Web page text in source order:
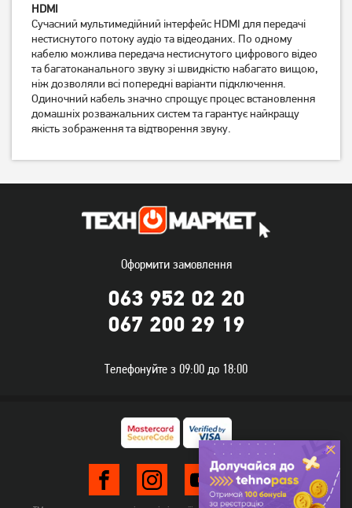
Телевізор Mystery MTV-
3230HST2
Телевізор Satelit
32H9500GS (Smart)
6 599грн
(Офіційний GOOGLE)
HDMI
Сучасний мультимедійний інтерфейс HDMI для передачі
нестиснутого потоку аудіо та відеоданих. По одному
кабелю можлива передача нестиснутого цифрового відео
та багатоканального звуку зі швидкістю набагато вищою,
ніж дозволяли всі попередні варіанти підключення.
Одиночний кабель значно спрощує процес встановлення
домашніх розважальних систем та гарантує найкращу
якість зображення та відтворення звуку.
Оформити замовлення
063 952 02 20
067 200 29 19
Телефонуйте з 09:00 до 18:00